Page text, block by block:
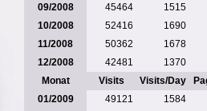
09/2008
45464
1515
10/2008
52416
1690
11/2008
50362
1678
12/2008
42481
1370
Monat
Visits Visits/Day
01/2009
49121
1584